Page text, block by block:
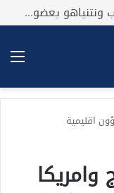
*بكِّين تقُض مضاجع واشنطن، ترامب ونتنياهو يعضون على أصابِعهُم وليس بيدهم حيلَة!.*
اقليمية